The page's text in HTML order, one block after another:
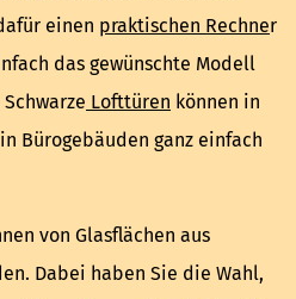
einen praktischen Rechner
das gewünschte Modell
Lofttüren können in
Bürogebäuden ganz einfach
von Glasflächen aus
Dabei haben Sie die Wahl,